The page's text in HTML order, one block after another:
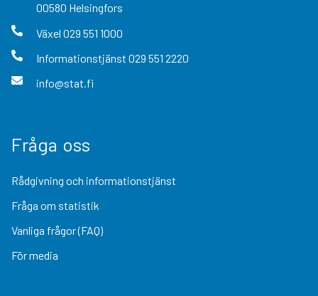
00580 Helsingfors
Växel 029 551 1000
Informationstjänst 029 551 2220
info@stat.fi
Fråga oss
Rådgivning och informationstjänst
Fråga om statistik
Vanliga frågor (FAQ)
För media